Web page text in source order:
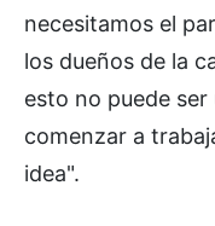
necesitamos el
los dueños de la
esto no puede
comenzar a
idea".